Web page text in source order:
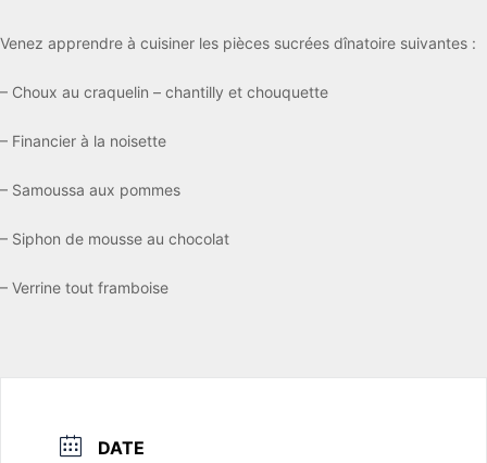
Venez apprendre à cuisiner les pièces sucrées dînatoire suivantes :
– Choux au craquelin – chantilly et chouquette
– Financier à la noisette
– Samoussa aux pommes
– Siphon de mousse au chocolat
– Verrine tout framboise
DATE